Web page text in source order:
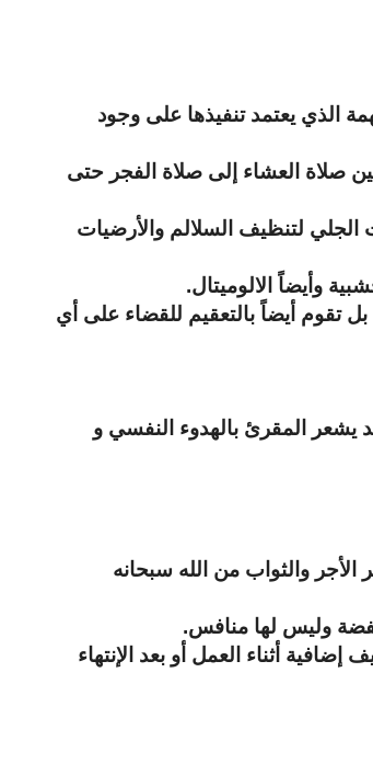
الذي يعتمد تنفيذها على وجود
صلاة العشاء إلى صلاة الفجر حتى
لتنظيف السلالم والأرضيات
وأيضاً الالوميتال.
تقوم أيضاً بالتعقيم للقضاء على أي
يشعر المقرئ بالهدوء النفسي و
والثواب من الله سبحانه
وليس لها منافس.
أثناء العمل أو بعد الإنتهاء